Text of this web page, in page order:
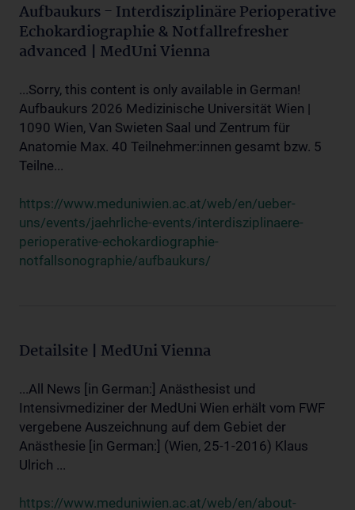
Aufbaukurs - Interdisziplinäre Perioperative
Echokardiographie & Notfallrefresher
advanced | MedUni Vienna
...Sorry, this content is only available in German!
Aufbaukurs 2026 Medizinische Universität Wien |
1090 Wien, Van Swieten Saal und Zentrum für
Anatomie Max. 40 Teilnehmer:innen gesamt bzw. 5
Teilne...
https://www.meduniwien.ac.at/web/en/ueber-
uns/events/jaehrliche-events/interdisziplinaere-
perioperative-echokardiographie-
notfallsonographie/aufbaukurs/
Detailsite | MedUni Vienna
...All News [in German:] Anästhesist und
Intensivmediziner der MedUni Wien erhält vom FWF
vergebene Auszeichnung auf dem Gebiet der
Anästhesie [in German:] (Wien, 25-1-2016) Klaus
Ulrich ...
https://www.meduniwien.ac.at/web/en/about-